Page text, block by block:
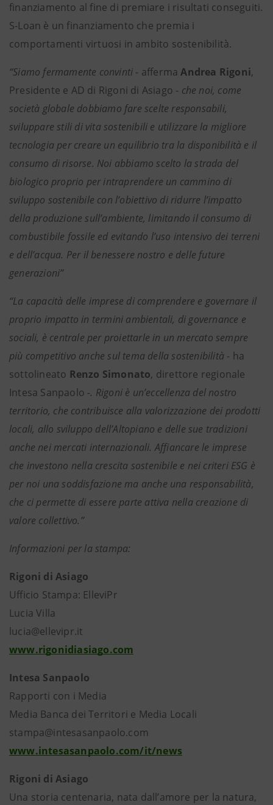
finanziamento al fine di premiare i risultati conseguiti.
S-Loan è un finanziamento che premia i
comportamenti virtuosi in ambito sostenibilità.
“Siamo fermamente convinti - affermaAndrea Rigoni,
Presidente e AD di Rigoni di Asiago - che noi, come
società globale dobbiamo fare scelte responsabili,
sviluppare stili di vita sostenibili e utilizzare la migliore
tecnologia per creare un equilibrio tra la disponibilità e il
consumo di risorse. Noi abbiamo scelto la strada del
biologico proprio per intraprendere un cammino di
sviluppo sostenibile con l’obiettivo di ridurre l’impatto
della produzione sull’ambiente, limitando il consumo di
combustibile fossile ed evitando l’uso intensivo dei terreni
e dell’acqua. Per il benessere nostro e delle future
generazioni”
“La capacità delle imprese di comprendere e governare il
proprio impatto in termini ambientali, di governance e
sociali, è centrale per proiettarle in un mercato sempre
più competitivo anche sul tema della sostenibilità - ha
sottolineato Renzo Simonato, direttore regionale
Intesa Sanpaolo -. Rigoni è un’eccellenza del nostro
territorio, che contribuisce alla valorizzazione dei prodotti
locali, allo sviluppo dell’Altopiano e delle sue tradizioni
anche nei mercati internazionali. Affiancare le imprese
che investono nella crescita sostenibile e nei criteri ESG è
per noi una soddisfazione ma anche una responsabilità,
che ci permette di essere parte attiva nella creazione di
valore collettivo.”
Informazioni per la stampa:
Rigoni di Asiago
Ufficio Stampa: ElleviPr
Lucia Villa
lucia@ellevipr.it
www.rigonidiasiago.com
Intesa Sanpaolo
Rapporti con i Media
Media Banca dei Territori e Media Locali
stampa@intesasanpaolo.com
www.intesasanpaolo.com/it/news
Rigoni di Asiago
Una storia centenaria, nata dall’amore per la natura,